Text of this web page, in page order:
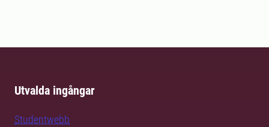
Utvalda ingångar
Studentwebb